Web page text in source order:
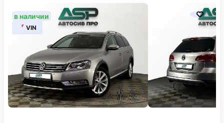
в наличии
VIN